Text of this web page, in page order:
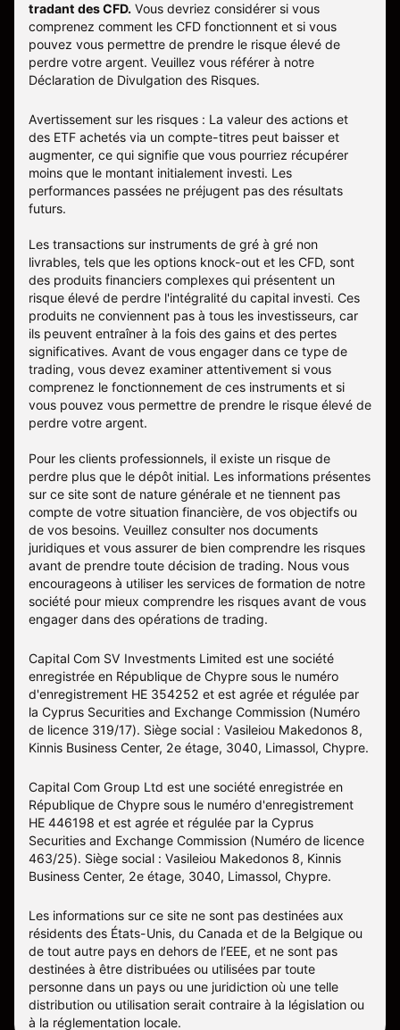
tradant des CFD. Vous devriez considérer si vous
comprenez comment les CFD fonctionnent et si vous
pouvez vous permettre de prendre le risque élevé de
perdre votre argent. Veuillez vous référer à notre
Déclaration de Divulgation des Risques.
Avertissement sur les risques : La valeur des actions et
des ETF achetés via un compte-titres peut baisser et
augmenter, ce qui signifie que vous pourriez récupérer
moins que le montant initialement investi. Les
performances passées ne préjugent pas des résultats
futurs.
Les transactions sur instruments de gré à gré non
livrables, tels que les options knock-out et les CFD, sont
des produits financiers complexes qui présentent un
risque élevé de perdre l'intégralité du capital investi. Ces
produits ne conviennent pas à tous les investisseurs, car
ils peuvent entraîner à la fois des gains et des pertes
significatives. Avant de vous engager dans ce type de
trading, vous devez examiner attentivement si vous
comprenez le fonctionnement de ces instruments et si
vous pouvez vous permettre de prendre le risque élevé de
perdre votre argent.
Pour les clients professionnels, il existe un risque de
perdre plus que le dépôt initial. Les informations présentes
sur ce site sont de nature générale et ne tiennent pas
compte de votre situation financière, de vos objectifs ou
de vos besoins. Veuillez consulter nos documents
juridiques et vous assurer de bien comprendre les risques
avant de prendre toute décision de trading. Nous vous
encourageons à utiliser les services de formation de notre
société pour mieux comprendre les risques avant de vous
engager dans des opérations de trading.
Capital Com SV Investments Limited est une société
enregistrée en République de Chypre sous le numéro
d'enregistrement HE 354252 et est agrée et régulée par
la Cyprus Securities and Exchange Commission (Numéro
de licence 319/17). Siège social : Vasileiou Makedonos 8,
Kinnis Business Center, 2e étage, 3040, Limassol, Chypre.
Capital Com Group Ltd est une société enregistrée en
République de Chypre sous le numéro d'enregistrement
ΗΕ 446198 et est agrée et régulée par la Cyprus
Securities and Exchange Commission (Numéro de licence
463/25). Siège social : Vasileiou Makedonos 8, Kinnis
Business Center, 2e étage, 3040, Limassol, Chypre.
Les informations sur ce site ne sont pas destinées aux
résidents des États-Unis, du Canada et de la Belgique ou
de tout autre pays en dehors de l’EEE, et ne sont pas
destinées à être distribuées ou utilisées par toute
personne dans un pays ou une juridiction où une telle
distribution ou utilisation serait contraire à la législation ou
à la réglementation locale.